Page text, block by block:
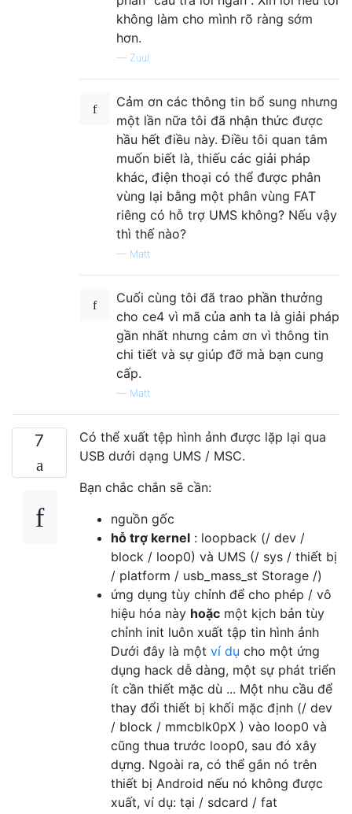
không làm cho mình rõ ràng sớm
hơn.
— Zuul
Cảm ơn các thông tin bổ sung nhưng
một lần nữa tôi đã nhận thức được
hầu hết điều này. Điều tôi quan tâm
muốn biết là, thiếu các giải pháp
khác, điện thoại có thể được phân
vùng lại bằng một phân vùng FAT
riêng có hỗ trợ UMS không? Nếu vậy
thì thế nào?
— Matt
Cuối cùng tôi đã trao phần thưởng
cho ce4 vì mã của anh ta là giải pháp
gần nhất nhưng cảm ơn vì thông tin
chi tiết và sự giúp đỡ mà bạn cung
cấp.
— Matt
7
Có thể xuất tệp hình ảnh được lặp lại qua
USB dưới dạng UMS / MSC.
Bạn chắc chắn sẽ cần:
nguồn gốc
hỗ trợ kernel : loopback (/ dev /
block / loop0) và UMS (/ sys / thiết bị
/ platform / usb_mass_st Storage /)
ứng dụng tùy chỉnh để cho phép / vô
hiệu hóa này hoặc một kịch bản tùy
chỉnh init luôn xuất tập tin hình ảnh
Dưới đây là một ví dụ cho một ứng
dụng hack dễ dàng, một sự phát triển
ít cần thiết mặc dù ... Một nhu cầu để
thay đổi thiết bị khối mặc định (/ dev
/ block / mmcblk0pX ) vào loop0 và
cũng thua trước loop0, sau đó xây
dựng. Ngoài ra, có thể gắn nó trên
thiết bị Android nếu nó không được
xuất, ví dụ: tại / sdcard / fat